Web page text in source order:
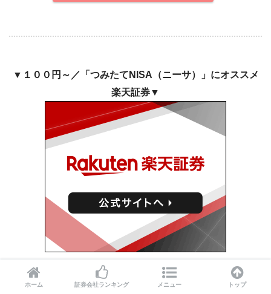
▼１００円～／「つみたてNISA（ニーサ）」にオススメ
楽天証券▼
楽天証券 公式サイト
ホーム 証券会社ランキング メニュー トップ